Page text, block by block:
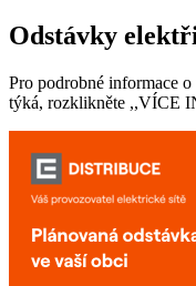
Odstávky
Pro podrobné informace
týká, rozklikněte ,,VÍCE